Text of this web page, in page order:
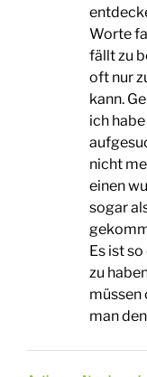
Worte
fällt zu
oft nur
kann.
ich
nicht
einen
sogar
Es ist
zu
müssen
man